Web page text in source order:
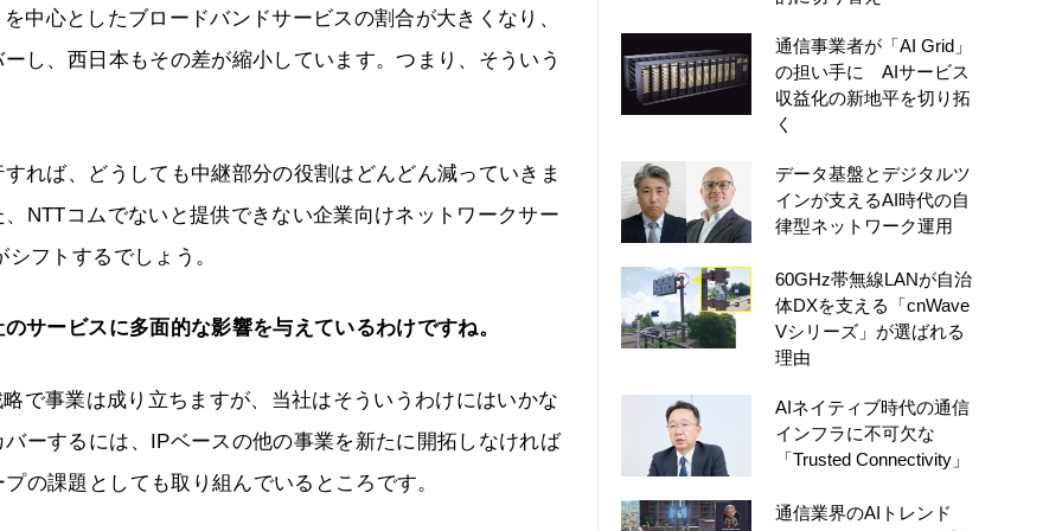
心としたブロードバンドサービスの割合が大きくなり、
し、西日本もその差が縮小しています。つまり、そういう
れば、どうしても中継部分の役割はどんどん減っていきま
NTTコムでないと提供できない企業向けネットワークサー
フトするでしょう。
ービスに多面的な影響を与えているわけですね。
事業は成り立ちますが、当社はそういうわけにはいかな
ーするには、IPベースの他の事業を新たに開拓しなければ
の課題としても取り組んでいるところです。
通信事業者が「AI Grid」
の担い手に AIサービス
収益化の新地平を切り拓
く
データ基盤とデジタルツ
インが支えるAI時代の自
律型ネットワーク運用
60GHz帯無線LANが自治
体DXを支える「cnWave
Vシリーズ」が選ばれる
理由
AIネイティブ時代の通信
インフラに不可欠な
「Trusted Connectivity」
通信業界のAIトレンド